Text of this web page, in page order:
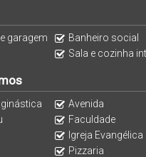
à vista
sem compromisso de
garagem Banheiro social
Sala e cozinha
Avenida
Faculdade
Igreja Evangélica
Pizzaria